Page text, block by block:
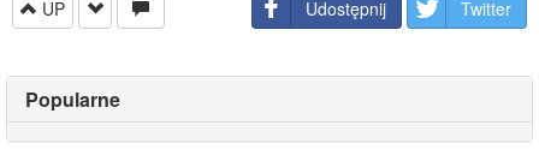
UP Udostępnij Twitter
Popularne